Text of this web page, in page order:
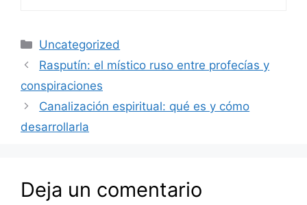
Categorías
Uncategorized
Rasputín: el místico ruso entre profecías y
conspiraciones
Canalización espiritual: qué es y cómo
desarrollarla
Deja un comentario